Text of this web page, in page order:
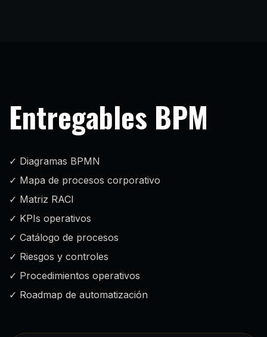
Entregables BPM
✓ Diagramas BPMN
✓ Mapa de procesos corporativo
✓ Matriz RACI
✓ KPIs operativos
✓ Catálogo de procesos
✓ Riesgos y controles
✓ Procedimientos operativos
✓ Roadmap de automatización